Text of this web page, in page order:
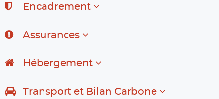
Encadrement
Assurances
Hébergement
Transport et Bilan Carbone